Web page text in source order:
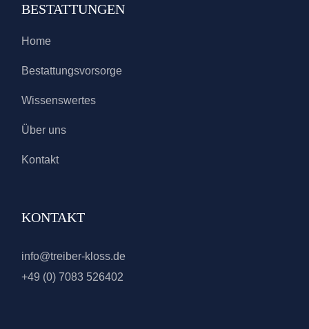
BESTATTUNGEN
Home
Bestattungsvorsorge
Wissenswertes
Über uns
Kontakt
KONTAKT
info@treiber-kloss.de
+49 (0) 7083 526402